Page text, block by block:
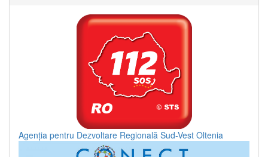
Agenția pentru Dezvoltare Regională Sud-Vest Oltenia